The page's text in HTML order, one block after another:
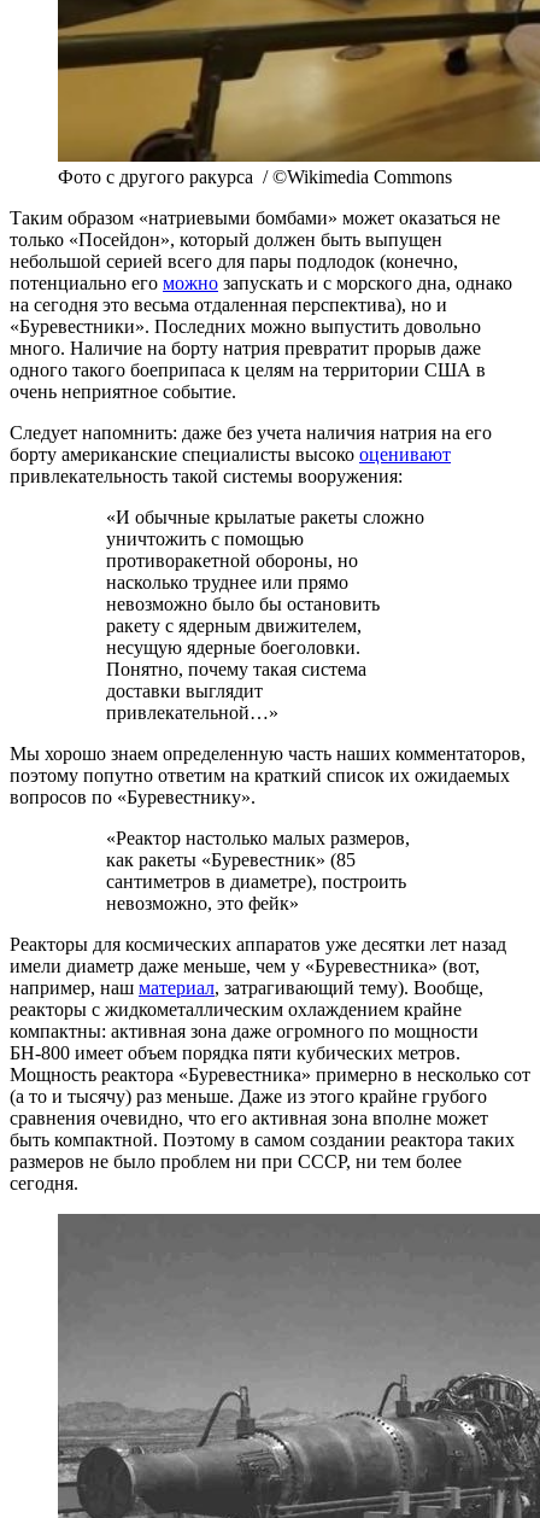
Фото с другого ракурса / ©Wikimedia Commons
Таким образом «натриевыми бомбами» может оказаться не
только «Посейдон», который должен быть выпущен
небольшой серией всего для пары подлодок (конечно,
потенциально его можно запускать и с морского дна, однако
на сегодня это весьма отдаленная перспектива), но и
«Буревестники». Последних можно выпустить довольно
много. Наличие на борту натрия превратит прорыв даже
одного такого боеприпаса к целям на территории США в
очень неприятное событие.
Следует напомнить: даже без учета наличия натрия на его
борту американские специалисты высоко оценивают
привлекательность такой системы вооружения:
«И обычные крылатые ракеты сложно
уничтожить с помощью
противоракетной обороны, но
насколько труднее или прямо
невозможно было бы остановить
ракету с ядерным движителем,
несущую ядерные боеголовки.
Понятно, почему такая система
доставки выглядит
привлекательной…»
Мы хорошо знаем определенную часть наших комментаторов,
поэтому попутно ответим на краткий список их ожидаемых
вопросов по «Буревестнику».
«Реактор настолько малых размеров,
как ракеты «Буревестник» (85
сантиметров в диаметре), построить
невозможно, это фейк»
Реакторы для космических аппаратов уже десятки лет назад
имели диаметр даже меньше, чем у «Буревестника» (вот,
например, наш материал, затрагивающий тему). Вообще,
реакторы с жидкометаллическим охлаждением крайне
компактны: активная зона даже огромного по мощности
БН-800 имеет объем порядка пяти кубических метров.
Мощность реактора «Буревестника» примерно в несколько сот
(а то и тысячу) раз меньше. Даже из этого крайне грубого
сравнения очевидно, что его активная зона вполне может
быть компактной. Поэтому в самом создании реактора таких
размеров не было проблем ни при СССР, ни тем более
сегодня.